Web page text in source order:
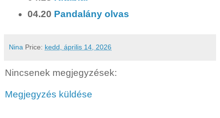
04.20 Pandalány olvas
Nina Price: kedd, április 14, 2026
Nincsenek megjegyzések:
Megjegyzés küldése